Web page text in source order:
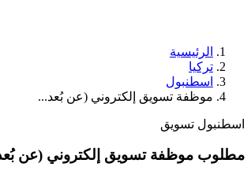
الرئيسية
تركيا
اسطنبول
موظفة تسويق إلكتروني (عن بُعد...
اسطنبول تسويق
مطلوب موظفة تسويق إلكتروني (عن